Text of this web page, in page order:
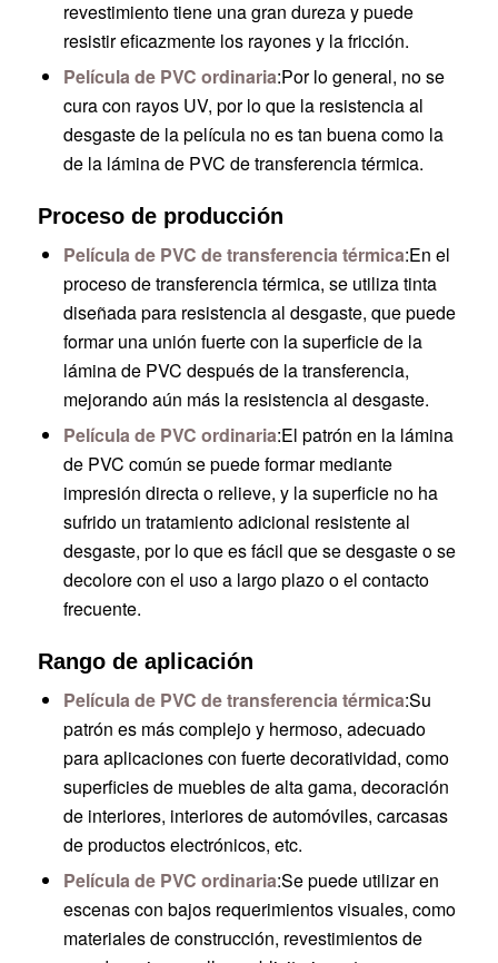
revestimiento tiene una gran dureza y puede
resistir eficazmente los rayones y la fricción.
Película de PVC ordinaria:Por lo general, no se
cura con rayos UV, por lo que la resistencia al
desgaste de la película no es tan buena como la
de la lámina de PVC de transferencia térmica.
Proceso de producción
Película de PVC de transferencia térmica:En el
proceso de transferencia térmica, se utiliza tinta
diseñada para resistencia al desgaste, que puede
formar una unión fuerte con la superficie de la
lámina de PVC después de la transferencia,
mejorando aún más la resistencia al desgaste.
Película de PVC ordinaria:El patrón en la lámina
de PVC común se puede formar mediante
impresión directa o relieve, y la superficie no ha
sufrido un tratamiento adicional resistente al
desgaste, por lo que es fácil que se desgaste o se
decolore con el uso a largo plazo o el contacto
frecuente.
Rango de aplicación
Película de PVC de transferencia térmica:Su
patrón es más complejo y hermoso, adecuado
para aplicaciones con fuerte decoratividad, como
superficies de muebles de alta gama, decoración
de interiores, interiores de automóviles, carcasas
de productos electrónicos, etc.
Película de PVC ordinaria:Se puede utilizar en
escenas con bajos requerimientos visuales, como
materiales de construcción, revestimientos de